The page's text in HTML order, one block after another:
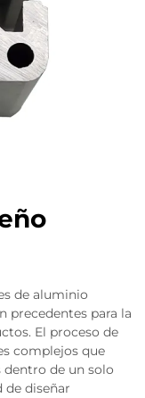
de aluminio
precedentes para la
El proceso de
complejos que
de un solo
de diseñar